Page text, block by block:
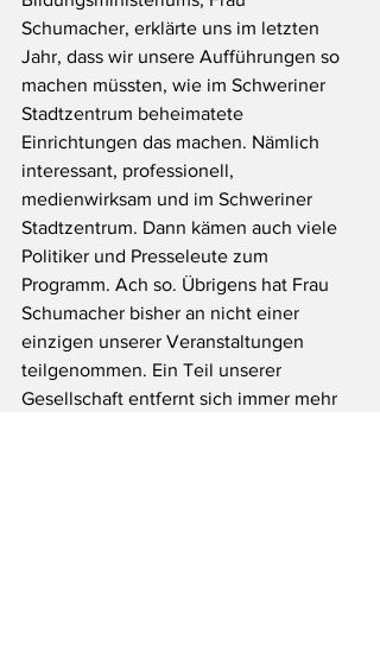
Schumacher, erklärte uns im letzten
Jahr, dass wir unsere Aufführungen so
machen müssten, wie im Schweriner
Stadtzentrum beheimatete
Einrichtungen das machen. Nämlich
interessant, professionell,
medienwirksam und im Schweriner
Stadtzentrum. Dann kämen auch viele
Politiker und Presseleute zum
Programm. Ach so. Übrigens hat Frau
Schumacher bisher an nicht einer
einzigen unserer Veranstaltungen
teilgenommen. Ein Teil unserer
Gesellschaft entfernt sich immer mehr